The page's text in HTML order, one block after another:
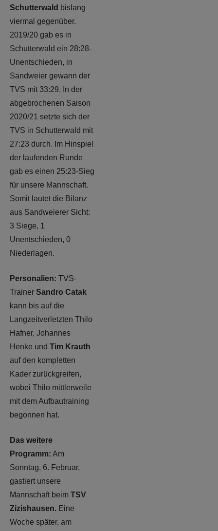
Schutterwald bislang
viermal gegenüber.
2019/20 gab es in
Schutterwald ein 28:28-
Unentschieden, in
Sandweier gewann der
TVS mit 33:29. In der
abgebrochenen Saison
2020/21 setzte sich der
TVS in Schutterwald mit
27:23 durch. Im Hinspiel
der laufenden Runde
gab es einen 25:23-Sieg
für unsere Mannschaft.
Somit lautet die Bilanz
aus Sandweierer Sicht:
3 Siege, 1
Unentschieden, 0
Niederlagen.
Personalien: TVS-
Trainer Sandro Catak
kann bis auf die
Langzeitverletzten Thilo
Hafner, Johannes
Henke und Tim Krauth
auf den kompletten
Kader zurückgreifen,
wobei Thilo mittlerweile
mit dem Aufbautraining
begonnen hat.
Das weitere
Programm: Am
Sonntag, 6. Februar,
gastiert unsere
Mannschaft beim TSV
Zizishausen. Eine
Woche später, am